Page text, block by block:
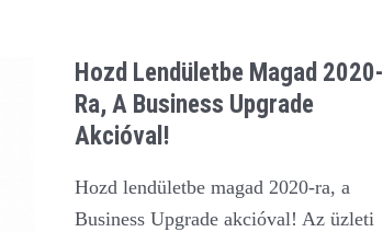
Hozd Lendületbe Magad 2020-
Ra, A Business Upgrade
Akcióval!
Hozd lendületbe magad 2020-ra, a
Business Upgrade akcióval! Az üzleti